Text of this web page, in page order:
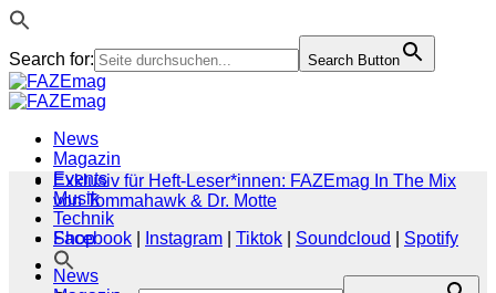
Search for: Search Button
Zum
Inhalt
News
Magazin
Events
Musik
Technik
Shop
Exklusiv für Heft-Leser*innen: FAZEmag In The Mix
von Tommahawk & Dr. Motte
Facebook
Instagram Tiktok Soundcloud
Spotify
News